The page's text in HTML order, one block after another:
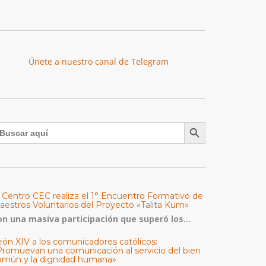
Únete a nuestro canal de Telegram
Botón de búsqueda
Centro CEC realiza el 1° Encuentro Formativo de
Voluntarios del Proyecto «Talita Kum»
una masiva participación que superó los...
XIV a los comunicadores católicos:
una comunicación al servicio del bien
y la dignidad humana»